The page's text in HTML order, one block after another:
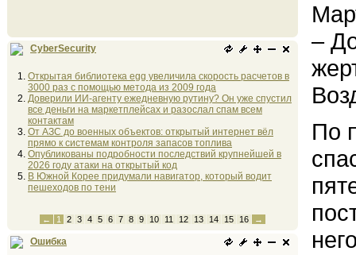
CyberSecurity
Открытая библиотека egg увеличила скорость расчетов в
3000 раз с помощью метода из 2009 года
Доверили ИИ-агенту ежедневную рутину? Он уже спустил
все деньги на маркетплейсах и разослал спам всем
контактам
От АЗС до военных объектов: открытый интернет вёл
прямо к системам контроля запасов топлива
Опубликованы подробности последствий крупнейшей в
2026 году атаки на открытый код
В Южной Корее придумали навигатор, который водит
пешеходов по тени
← 1 2 3 4 5 6 7 8 9 10 11 12 13 14 15 16 →
Ошибка
–
По